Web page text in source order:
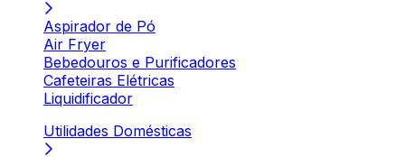
Aspirador de Pó
Air Fryer
Bebedouros e Purificadores
Cafeteiras Elétricas
Liquidificador
Utilidades Domésticas